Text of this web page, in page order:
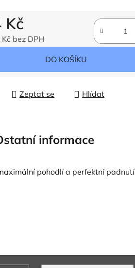
Kč
bez DPH
DO KOŠÍKU
Zeptat se
Hlídat
informace
pohodlí a perfektní padnutí